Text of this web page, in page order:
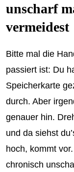
unscharf
vermeidest
Bitte mal die
passiert ist: Du
Speicherkarte
durch. Aber
genauer hin.
und da siehst
hoch, kommt
chronisch